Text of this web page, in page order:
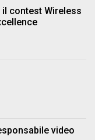
il contest Wireless
video